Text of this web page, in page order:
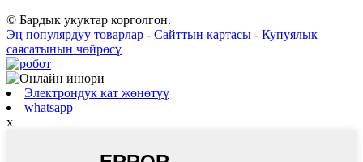
© Бардык укуктар корголгон.
Эң популярдуу товарлар - Сайттын картасы - Купуялык
саясатынын чөйрөсү
Электрондук кат жөнөтүү
whatsapp
x